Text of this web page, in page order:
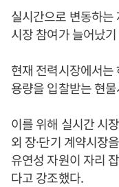
실시간으로 변동하는
시장 참여가 늘어났
현재 전력시장에서
용량을 입찰받는 현
이를 위해 실시간 시
외 장·단기 계약시장
유연성 자원이 자리
다고 강조했다.